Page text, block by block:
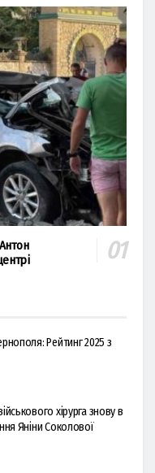
Рейтинг 2025 з
хірурга знову в
Яніни Соколової